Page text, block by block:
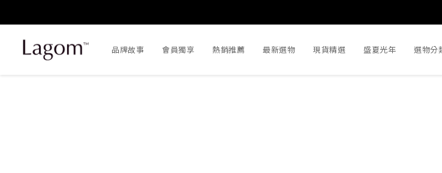
品牌故事 會員獨享 熱銷推薦 最新選物 現貨精選 盛夏光年 選物分